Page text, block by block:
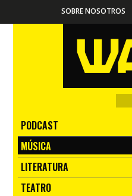
SOBRE NOSOTROS
PODCAST
MÚSICA
LITERATURA
TEATRO